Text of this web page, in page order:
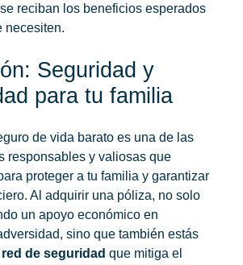
reciban los beneficios esperados
necesiten.
Seguridad y
para tu familia
de vida barato es una de las
responsables y valiosas que
proteger a tu familia y garantizar
Al adquirir una póliza, no solo
un apoyo económico en
sino que también estás
red de seguridad que mitiga el